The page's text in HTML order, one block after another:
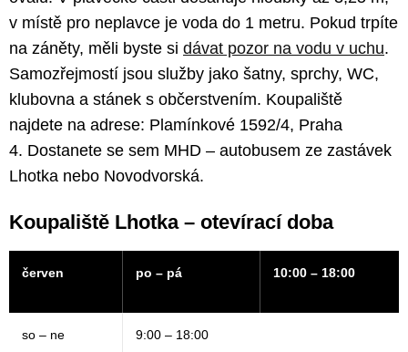
v místě pro neplavce je voda do 1 metru. Pokud trpíte
na záněty, měli byste si dávat pozor na vodu v uchu.
Samozřejmostí jsou služby jako šatny, sprchy, WC,
klubovna a stánek s občerstvením. Koupaliště
najdete na adrese: Plamínkové 1592/4, Praha
4. Dostanete se sem MHD – autobusem ze zastávek
Lhotka nebo Novodvorská.
Koupaliště Lhotka – otevírací doba
červen po – pá 10:00 – 18:00
so – ne 9:00 – 18:00